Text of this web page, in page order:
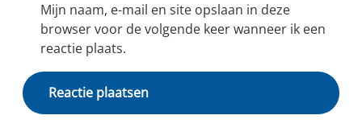
Mijn naam, e-mail en site opslaan in deze
browser voor de volgende keer wanneer ik een
reactie plaats.